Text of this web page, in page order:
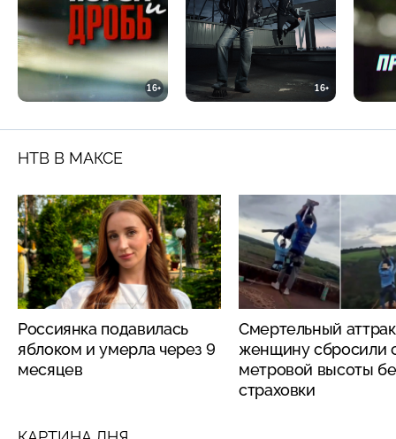
16+ 16+
НТВ В МАКСЕ
Россиянка подавилась
яблоком и умерла через 9
месяцев
Смертельный
женщину сбросили
метровой высоты
страховки